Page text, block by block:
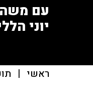
עם משה
יוני
ראשי |